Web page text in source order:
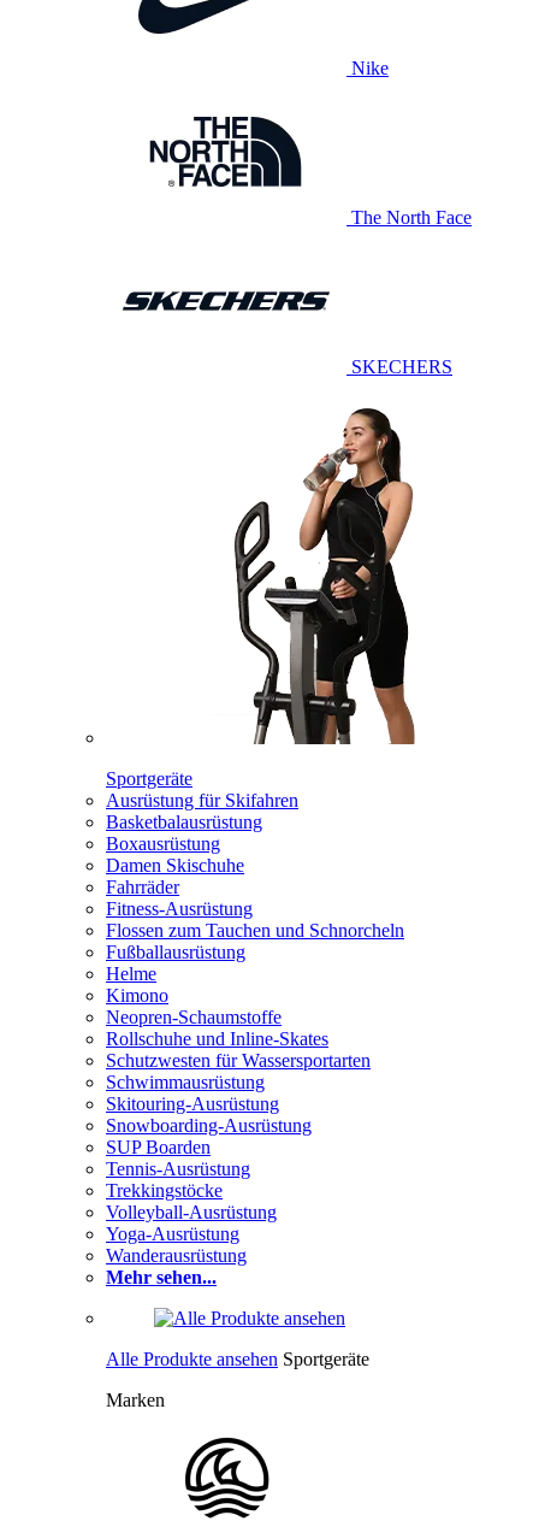
Nike
The North Face
SKECHERS
Sportgeräte
Ausrüstung für Skifahren
Basketbalausrüstung
Boxausrüstung
Damen Skischuhe
Fahrräder
Fitness-Ausrüstung
Flossen zum Tauchen und Schnorcheln
Fußballausrüstung
Helme
Kimono
Neopren-Schaumstoffe
Rollschuhe und Inline-Skates
Schutzwesten für Wassersportarten
Schwimmausrüstung
Skitouring-Ausrüstung
Snowboarding-Ausrüstung
SUP Boarden
Tennis-Ausrüstung
Trekkingstöcke
Volleyball-Ausrüstung
Yoga-Ausrüstung
Wanderausrüstung
Mehr sehen...
Alle Produkte ansehen Sportgeräte
Marken